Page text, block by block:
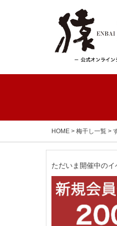
HOME 梅干し一覧
ただいま開催中のイ